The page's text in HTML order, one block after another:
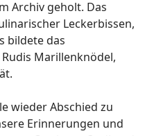
Archiv geholt. Das
Leckerbissen,
bildete das
Marillenknödel,
wieder Abschied zu
Erinnerungen und